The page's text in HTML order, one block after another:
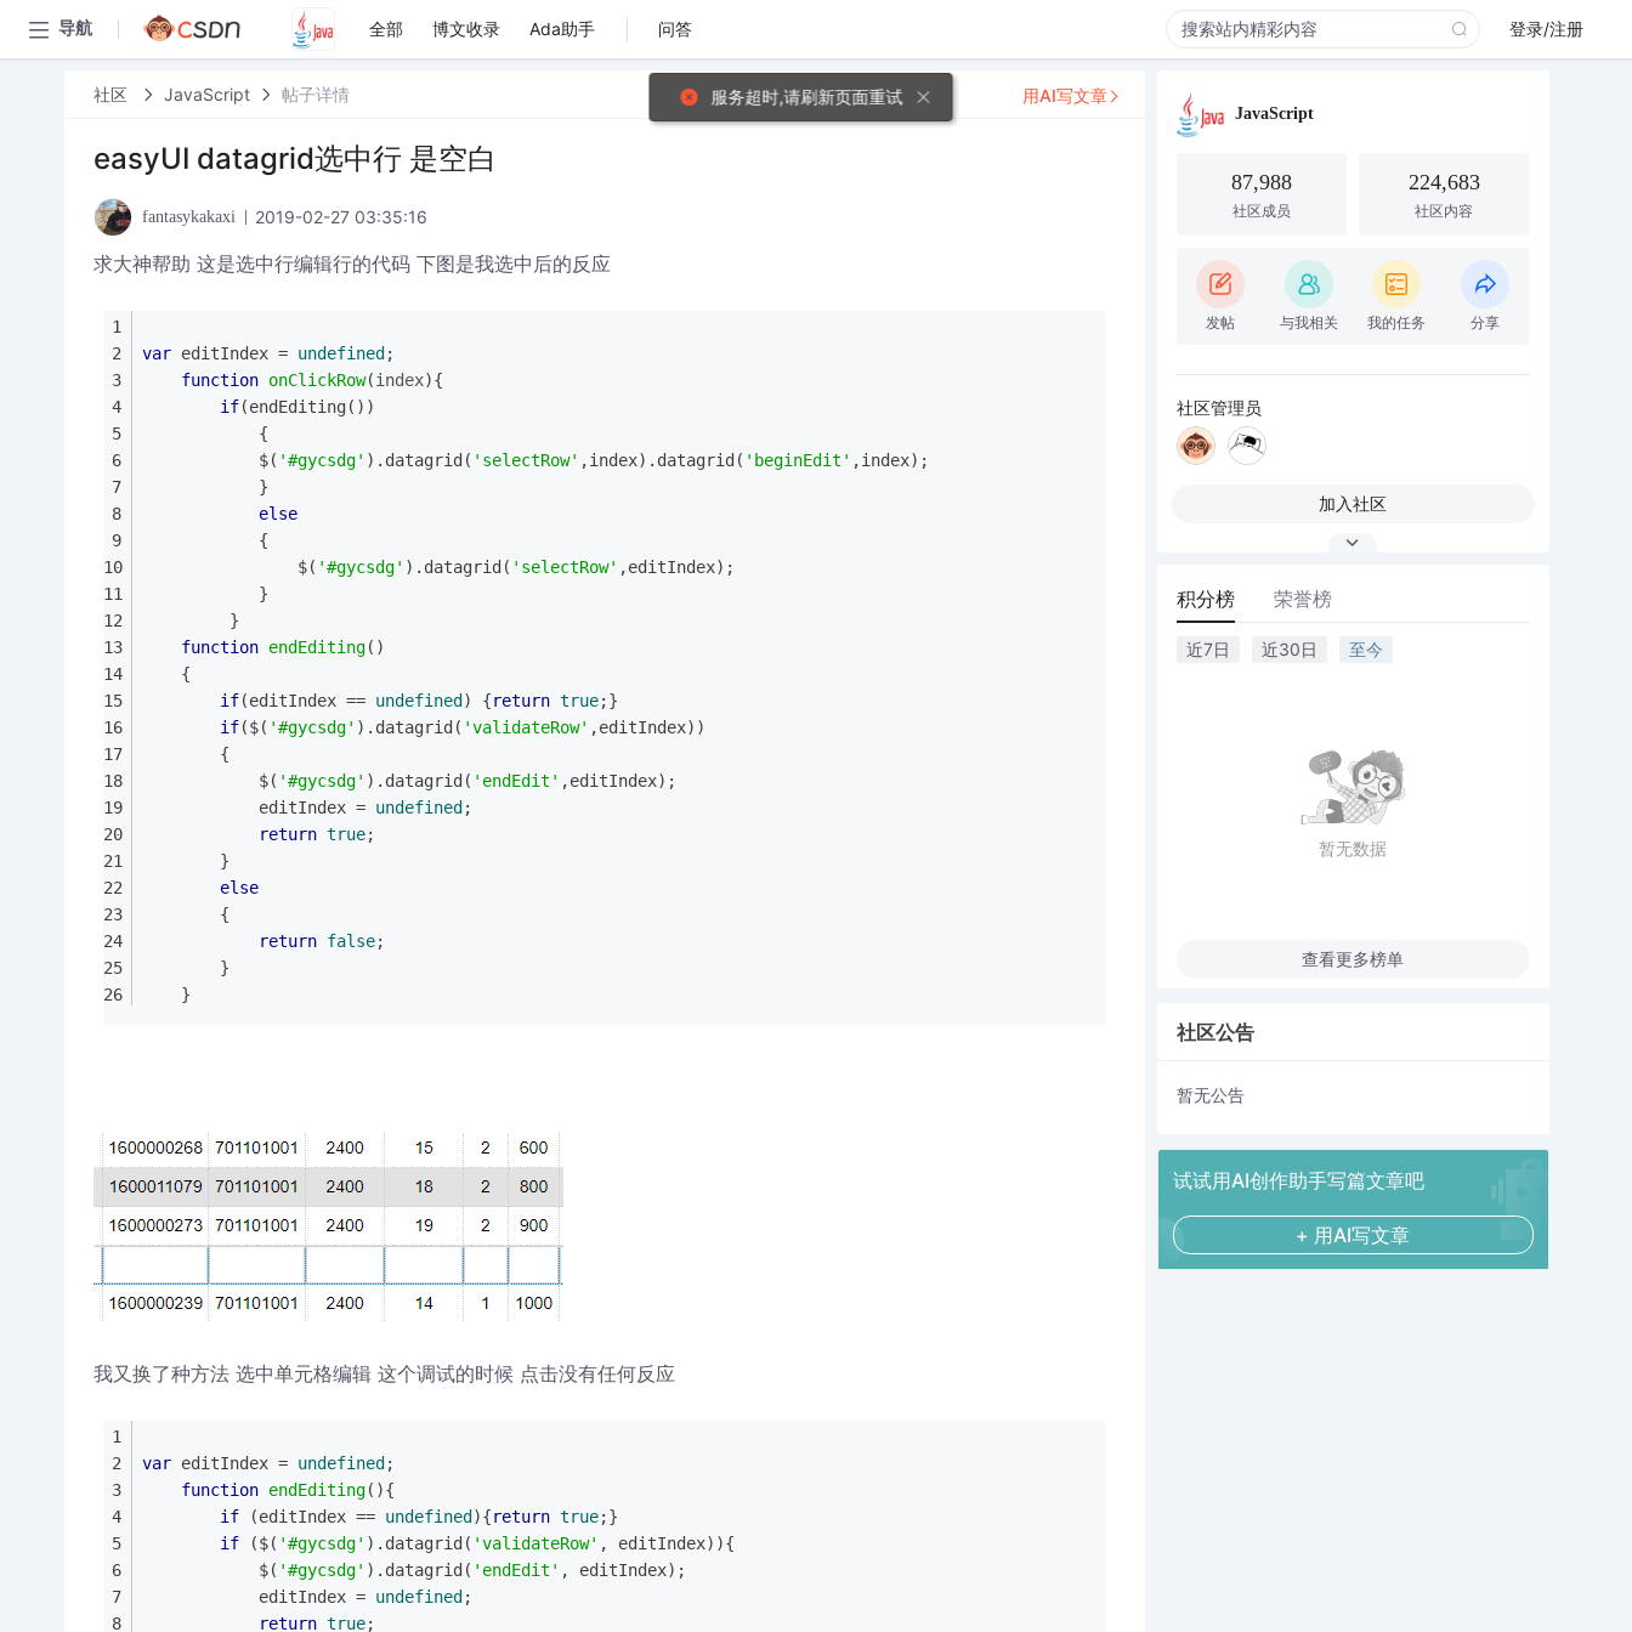
导航 全部 博文收录 Ada助手 问答 登录/注册
社区 JavaScript 帖子详情
easyUI datagrid选中行 是空白
fantasykakaxi 2019-02-27 03:35:16
求大神帮助 这是选中行编辑行的代码 下图是我选中后的反应
var editIndex = undefined ;
function onClickRow(index){
if(endEditing())
			{
			$(
'#gycsdg' ).datagrid( 'selectRow' ,index).datagrid( 'beginEdit' ,index);
			}
else
			{
				$(
'#gycsdg' ).datagrid( 'selectRow' ,editIndex);
			}
	     }
function endEditing( )
	{
if(editIndex == undefined ) {return true;}
if($( '#gycsdg' ).datagrid( 'validateRow' ,editIndex))
		{
			$(
'#gycsdg' ).datagrid( 'endEdit' ,editIndex);
			editIndex =
undefined ;
return true;
		}
else
		{
return false;
		}
	}
我又换了种方法 选中单元格编辑 这个调试的时候 点击没有任何反应
var editIndex = undefined;
function endEditing( ){
if (editIndex == undefined){return true;}
if ($( '#gycsdg' ).datagrid( 'validateRow' , editIndex)){
			$(
'#gycsdg' ).datagrid( 'endEdit' , editIndex);
			editIndex =
undefined;
return true;
用AI写文章
JavaScript
87,988
社区成员
224,683
社区内容
发帖 与我相关 我的任务 分享
社区管理员
加入社区
积分榜 荣誉榜
近7日 近30日 至今
暂无数据
查看更多榜单
社区公告
暂无公告
试试用AI创作助手写篇文章吧
+ 用AI写文章